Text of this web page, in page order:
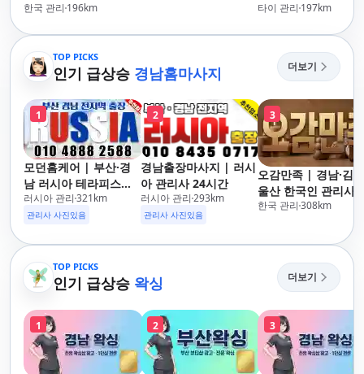
한국 관리 196km 타이 관리 197km
TOP PICKS
인기 급상승 경남홈마사지 더보기
1
모던홈케어 | 부산·경
남 러시아 테라피스트
방문 마사지
러시아 관리 321km
관리사 사진있음
2
경남출장마사지 | 러시
아 관리사 24시간
러시아 관리 293km
관리사 사진있음
3
오감만족 | 경남·김
울산 한국인 관리사
장마사지
한국 관리 308km
TOP PICKS
인기 급상승 왁싱 더보기
1 2 3